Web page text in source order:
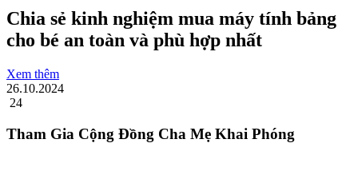
Chia sẻ kinh nghiệm mua máy tính bảng
cho bé an toàn và phù hợp nhất
Xem thêm
26.10.2024
24
Tham Gia Cộng Đồng Cha Mẹ Khai Phóng